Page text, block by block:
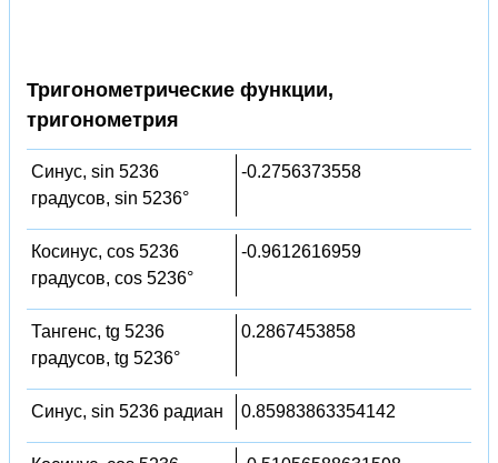
Тригонометрические функции,
тригонометрия
Синус, sin 5236
градусов, sin 5236°
-0.2756373558
Косинус, cos 5236
градусов, cos 5236°
-0.9612616959
Тангенс, tg 5236
градусов, tg 5236°
0.2867453858
Синус, sin 5236 радиан 0.85983863354142